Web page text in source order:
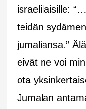
israelilaisille:
teidän
jumaliansa.”
eivät ne voi
ota
Jumalan